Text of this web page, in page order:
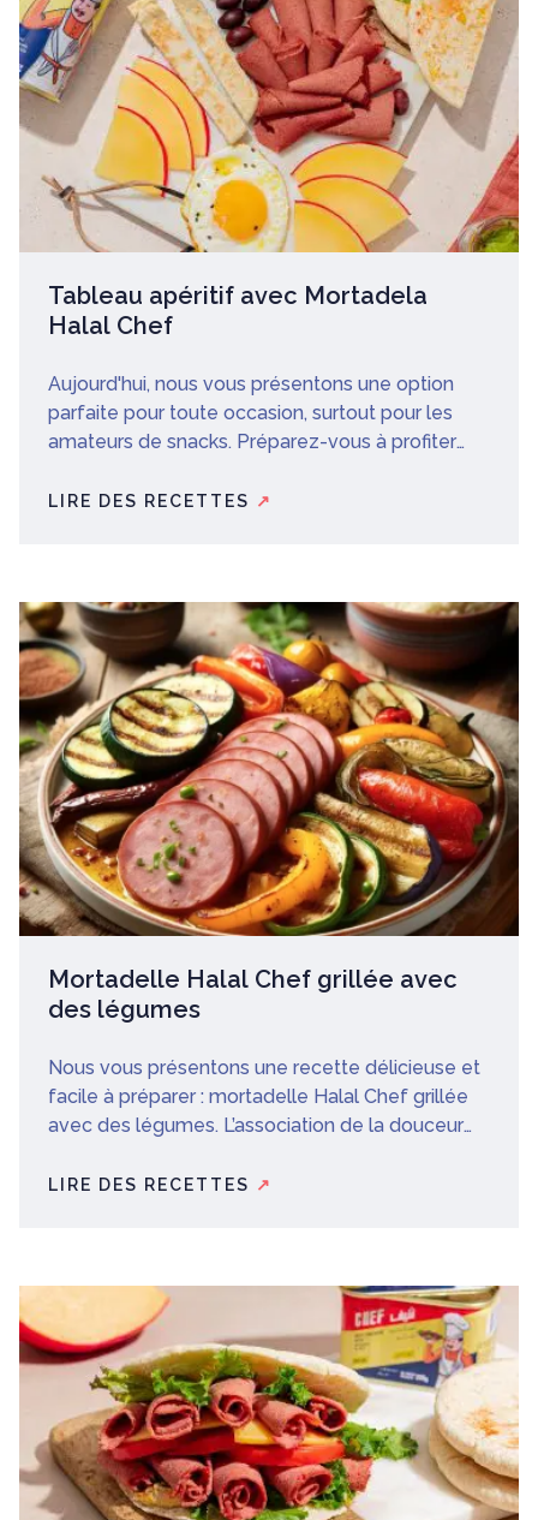
Tableau apéritif avec Mortadela
Halal Chef
Aujourd'hui, nous vous présentons une option
parfaite pour toute occasion, surtout pour les
amateurs de snacks. Préparez-vous à profiter
LIRE DES RECETTES ↗
Mortadelle Halal Chef grillée avec
des légumes
Nous vous présentons une recette délicieuse et
facile à préparer : mortadelle Halal Chef grillée
avec des légumes. L’association de la douceur
fait de ce plat une option parfaite pour un repas
LIRE DES RECETTES ↗